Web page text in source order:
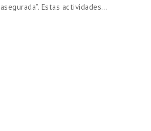
asegurada”. Estas actividades…